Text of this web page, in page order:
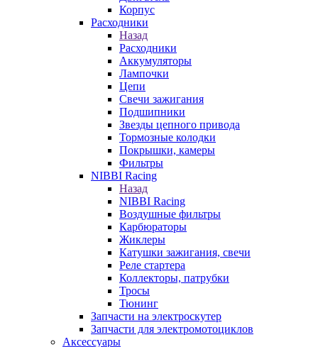
Корпус
Расходники
Назад
Расходники
Аккумуляторы
Лампочки
Цепи
Свечи зажигания
Подшипники
Звезды цепного привода
Тормозные колодки
Покрышки, камеры
Фильтры
NIBBI Racing
Назад
NIBBI Racing
Воздушные фильтры
Карбюраторы
Жиклеры
Катушки зажигания, свечи
Реле стартера
Коллекторы, патрубки
Тросы
Тюнинг
Запчасти на электроскутер
Запчасти для электромотоциклов
Аксессуары